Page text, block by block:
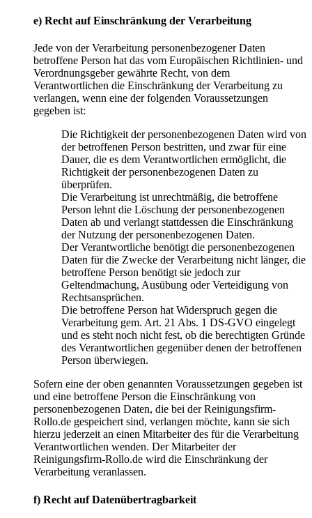
e) Recht auf Einschränkung der Verarbeitung
Jede von der Verarbeitung personenbezogener Daten
betroffene Person hat das vom Europäischen Richtlinien- und
Verordnungsgeber gewährte Recht, von dem
Verantwortlichen die Einschränkung der Verarbeitung zu
verlangen, wenn eine der folgenden Voraussetzungen
gegeben ist:
Die Richtigkeit der personenbezogenen Daten wird von
der betroffenen Person bestritten, und zwar für eine
Dauer, die es dem Verantwortlichen ermöglicht, die
Richtigkeit der personenbezogenen Daten zu
überprüfen.
Die Verarbeitung ist unrechtmäßig, die betroffene
Person lehnt die Löschung der personenbezogenen
Daten ab und verlangt stattdessen die Einschränkung
der Nutzung der personenbezogenen Daten.
Der Verantwortliche benötigt die personenbezogenen
Daten für die Zwecke der Verarbeitung nicht länger, die
betroffene Person benötigt sie jedoch zur
Geltendmachung, Ausübung oder Verteidigung von
Rechtsansprüchen.
Die betroffene Person hat Widerspruch gegen die
Verarbeitung gem. Art. 21 Abs. 1 DS-GVO eingelegt
und es steht noch nicht fest, ob die berechtigten Gründe
des Verantwortlichen gegenüber denen der betroffenen
Person überwiegen.
Sofern eine der oben genannten Voraussetzungen gegeben ist
und eine betroffene Person die Einschränkung von
personenbezogenen Daten, die bei der Reinigungsfirm-
Rollo.de gespeichert sind, verlangen möchte, kann sie sich
hierzu jederzeit an einen Mitarbeiter des für die Verarbeitung
Verantwortlichen wenden. Der Mitarbeiter der
Reinigungsfirm-Rollo.de wird die Einschränkung der
Verarbeitung veranlassen.
f) Recht auf Datenübertragbarkeit